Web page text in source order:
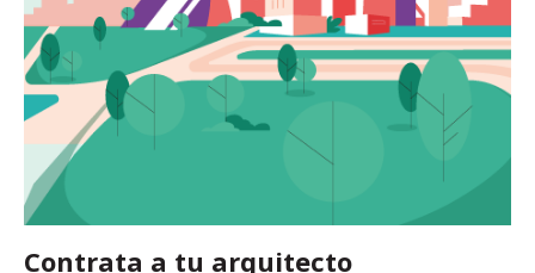
Contrata a tu arquitecto